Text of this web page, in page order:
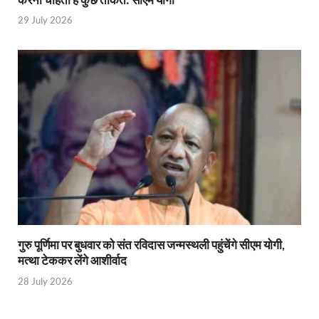
Union Budget Update: केंद्रीय बजट उत्तर प्रदेश के
YEIDA Emerges: यीडा बना मेडिकल डिवाइस
House of Himalayas: हाउस आफ हिमालयाज बिक्री
Star Infomatic: बजट 2026–27 से भारत की डिजिटल और
Benefits of Peanuts: सर्दियों में कितनी मूंगफली एक दिन में
Sapne Me Aag Dekhna: सपने में आग देखना का मतलब
Budget Day: वित्त मंत्री निर्मला सीतारमण वाराणसी और
Budget 2026: वित्त मंत्री निर्मला सीतारमण पेश कर रही
Ajit Pawar Death: महाराष्ट्र के उपमुख्यमंत्री अजित
29 July 2026
गुरु पूर्णिमा पर बुधवार को संत रविदास जन्मस्थली पहुंचेंगे सीएम योगी,
मत्था टेककर लेंगे आशीर्वाद
28 July 2026